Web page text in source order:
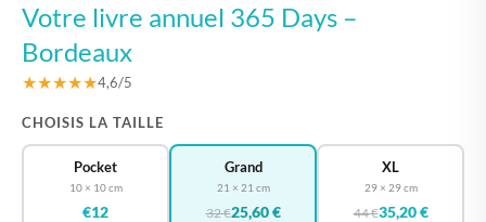
Votre livre annuel 365 Days –
Bordeaux
★★★★★4,6/5
CHOISIS LA TAILLE
Pocket
10 × 10 cm
€12
Grand
21 × 21 cm
32 €25,60 €
XL
29 × 29 cm
44 €35,20 €